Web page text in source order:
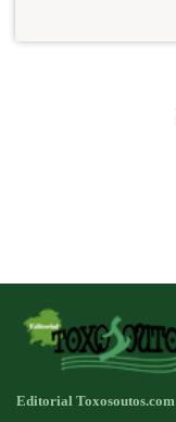
Editorial Toxosoutos.com